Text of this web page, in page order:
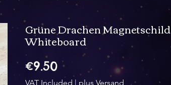
Grüne Drachen Magnetschild
Whiteboard
€9.50Price
VAT Included | plus Versand